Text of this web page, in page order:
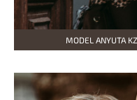
MODEL ANYUTA